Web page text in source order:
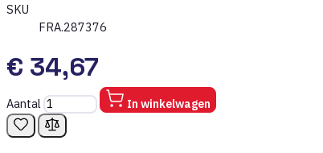
SKU
FRA.287376
€ 34,67
Aantal In winkelwagen